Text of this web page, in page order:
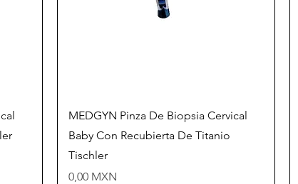
Vista rápida
MEDGYN Pinza De Biopsia Cervical
Baby Con Recubierta De Titanio
Tischler
Precio
0,00 MXN